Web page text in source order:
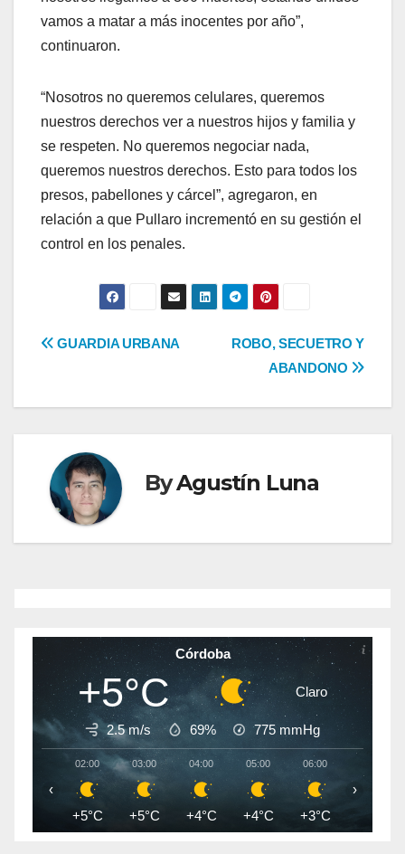
vamos a matar a más inocentes por año”,
continuaron.
“Nosotros no queremos celulares, queremos
nuestros derechos ver a nuestros hijos y familia y
se respeten. No queremos negociar nada,
queremos nuestros derechos. Esto para todos los
presos, pabellones y cárcel”, agregaron, en
relación a que Pullaro incrementó en su gestión el
control en los penales.
Navegación
ROBO, SECUETRO Y
ABANDONO
GUARDIA URBANA
ByAgustín Luna
Córdoba
+5°C Claro
2.5 m/s 69% 775 mmHg
02:00
+5°C
03:00
+5°C
04:00
+4°C
05:00
+4°C
06:00
+3°C +3°C
‹ ›